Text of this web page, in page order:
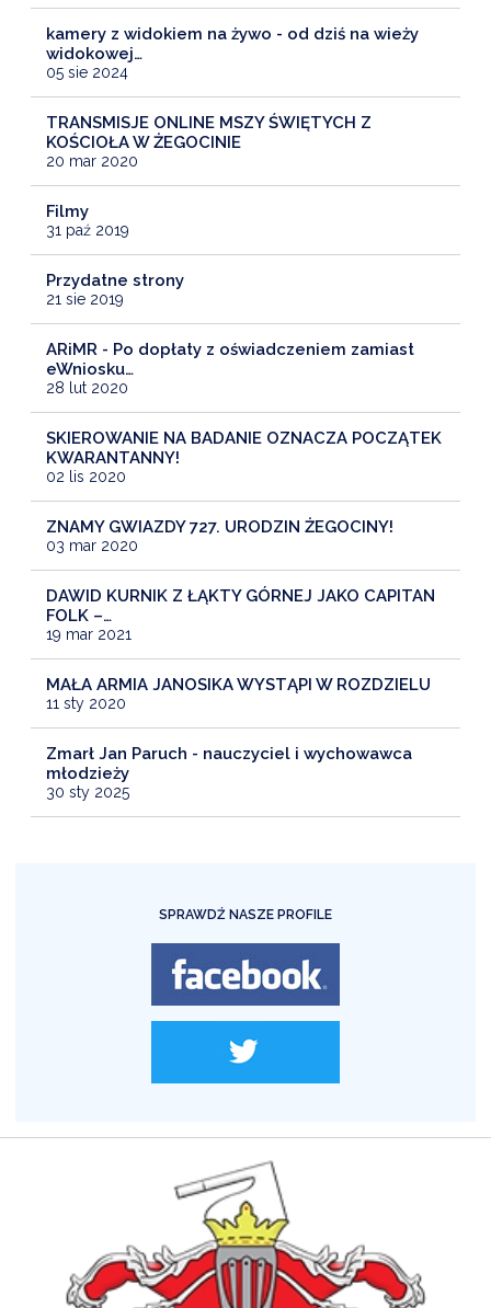
kamery z widokiem na żywo - od dziś na wieży
widokowej…
05 sie 2024
TRANSMISJE ONLINE MSZY ŚWIĘTYCH Z
KOŚCIOŁA W ŻEGOCINIE
20 mar 2020
Filmy
31 paź 2019
Przydatne strony
21 sie 2019
ARiMR - Po dopłaty z oświadczeniem zamiast
eWniosku…
28 lut 2020
SKIEROWANIE NA BADANIE OZNACZA POCZĄTEK
KWARANTANNY!
02 lis 2020
ZNAMY GWIAZDY 727. URODZIN ŻEGOCINY!
03 mar 2020
DAWID KURNIK Z ŁĄKTY GÓRNEJ JAKO CAPITAN
FOLK –…
19 mar 2021
MAŁA ARMIA JANOSIKA WYSTĄPI W ROZDZIELU
11 sty 2020
Zmarł Jan Paruch - nauczyciel i wychowawca
młodzieży
30 sty 2025
SPRAWDŹ NASZE PROFILE